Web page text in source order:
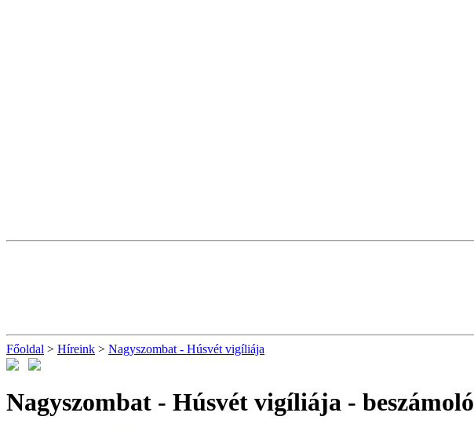
Főoldal > Híreink > Nagyszombat - Húsvét vigíliája
Nagyszombat - Húsvét vigíliája - beszámoló